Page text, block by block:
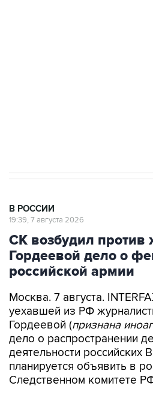
В РОССИИ
19:39, 7 августа 2026
СК возбудил против
Гордеевой дело о
российской армии
Москва. 7 августа.
уехавшей из РФ
Гордеевой (признана
дело о распространении
деятельности российских
планируется объявить в
Следственном комитете